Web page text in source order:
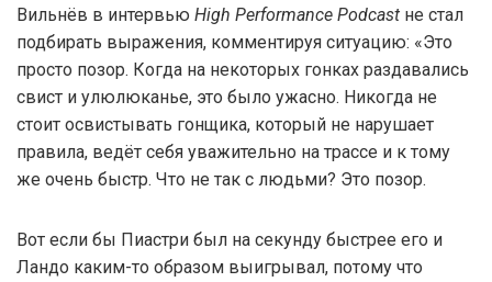
Вильнёв в интервью High Performance Podcast не стал
подбирать выражения, комментируя ситуацию: «Это
просто позор. Когда на некоторых гонках раздавались
свист и улюлюканье, это было ужасно. Никогда не
стоит освистывать гонщика, который не нарушает
правила, ведёт себя уважительно на трассе и к тому
же очень быстр. Что не так с людьми? Это позор.
Вот если бы Пиастри был на секунду быстрее его и
Ландо каким-то образом выигрывал, потому что